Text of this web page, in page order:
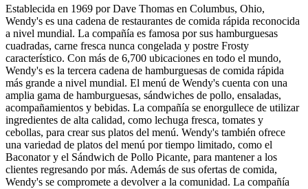
Establecida en 1969 por Dave Thomas en Columbus, Ohio,
Wendy's es una cadena de restaurantes de comida rápida reconocida
a nivel mundial. La compañía es famosa por sus hamburguesas
cuadradas, carne fresca nunca congelada y postre Frosty
característico. Con más de 6,700 ubicaciones en todo el mundo,
Wendy's es la tercera cadena de hamburguesas de comida rápida
más grande a nivel mundial. El menú de Wendy's cuenta con una
amplia gama de hamburguesas, sándwiches de pollo, ensaladas,
acompañamientos y bebidas. La compañía se enorgullece de utilizar
ingredientes de alta calidad, como lechuga fresca, tomates y
cebollas, para crear sus platos del menú. Wendy's también ofrece
una variedad de platos del menú por tiempo limitado, como el
Baconator y el Sándwich de Pollo Picante, para mantener a los
clientes regresando por más. Además de sus ofertas de comida,
Wendy's se compromete a devolver a la comunidad. La compañía